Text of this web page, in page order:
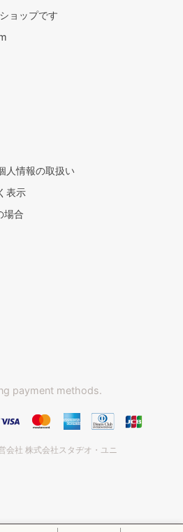
ョップです
人情報の取扱い
表示
場合
payment methods.
会社 株式会社スタヂオ・ユニ